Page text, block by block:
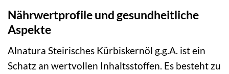
Nährwertprofile und gesundheitliche
Aspekte
Alnatura Steirisches Kürbiskernöl g.g.A. ist ein
Schatz an wertvollen Inhaltsstoffen. Es besteht zu